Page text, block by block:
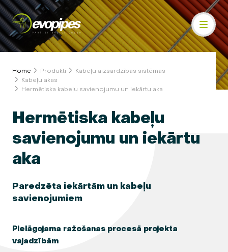
Home Produkti
Kabeļu aizsardzības sistēmas
Kabeļu akas
Hermētiska kabeļu savienojumu un iekārtu aka
Hermētiska kabeļu
savienojumu un iekārtu
aka
Paredzēta iekārtām un kabeļu
savienojumiem
Pielāgojama ražošanas procesā projekta
vajadzībām